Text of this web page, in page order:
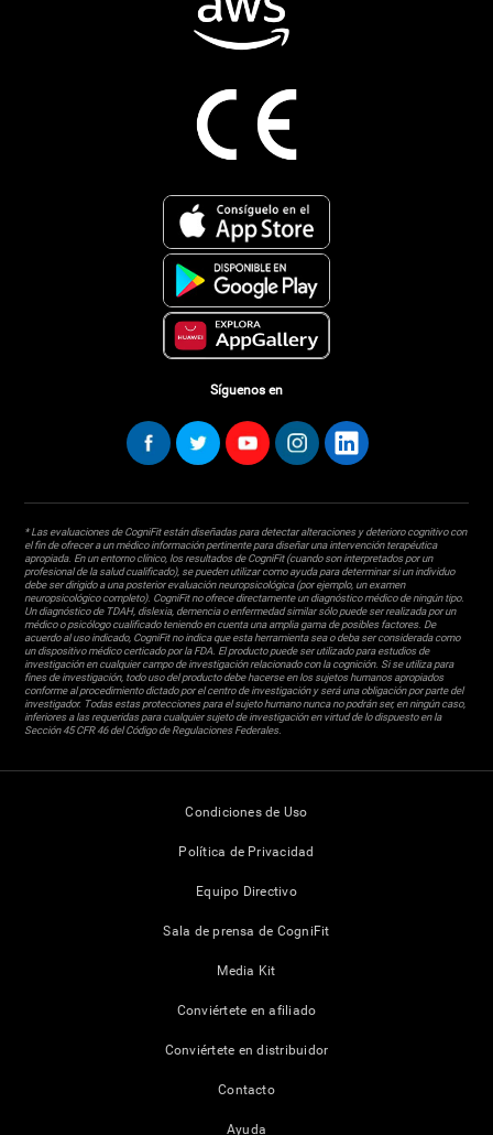
Síguenos en
* Las evaluaciones de CogniFit están diseñadas para detectar alteraciones y deterioro cognitivo con
el fin de ofrecer a un médico información pertinente para diseñar una intervención terapéutica
apropiada. En un entorno clínico, los resultados de CogniFit (cuando son interpretados por un
profesional de la salud cualificado), se pueden utilizar como ayuda para determinar si un individuo
debe ser dirigido a una posterior evaluación neuropsicológica (por ejemplo, un examen
neuropsicológico completo). CogniFit no ofrece directamente un diagnóstico médico de ningún tipo.
Un diagnóstico de TDAH, dislexia, demencia o enfermedad similar sólo puede ser realizada por un
médico o psicólogo cualificado teniendo en cuenta una amplia gama de posibles factores. De
acuerdo al uso indicado, CogniFit no indica que esta herramienta sea o deba ser considerada como
un dispositivo médico certicado por la FDA. El producto puede ser utilizado para estudios de
investigación en cualquier campo de investigación relacionado con la cognición. Si se utiliza para
fines de investigación, todo uso del producto debe hacerse en los sujetos humanos apropiados
conforme al procedimiento dictado por el centro de investigación y será una obligación por parte del
investigador. Todas estas protecciones para el sujeto humano nunca no podrán ser, en ningún caso,
inferiores a las requeridas para cualquier sujeto de investigación en virtud de lo dispuesto en la
Sección 45 CFR 46 del Código de Regulaciones Federales.
Condiciones de Uso
Política de Privacidad
Equipo Directivo
Sala de prensa de CogniFit
Media Kit
Conviértete en afiliado
Conviértete en distribuidor
Contacto
Ayuda